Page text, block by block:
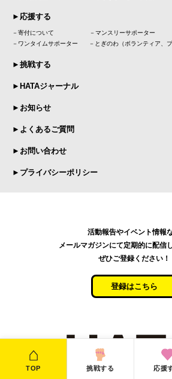
►応援する
－寄付について －マンスリーサポーター
－ワンタイムサポーター －とぎのわ（ボランティア、プ
►挑戦する
►HATAジャーナル
►お知らせ
►よくあるご質問
►お問い合わせ
►プライバシーポリシー
活動報告やイベント情報
メールマガジンにて定期的に配信
ぜひご登録ください！
登録はこちら
⌂
TOP 挑戦する 応援